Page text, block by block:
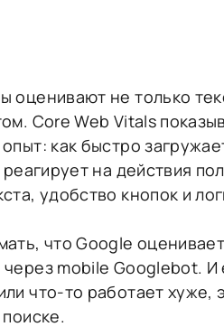
оценивают не только
Core Web Vitals
как быстро
реагирует на действия
удобство кнопок и
что Google
mobile Googlebot. И
что-то работает хуже,